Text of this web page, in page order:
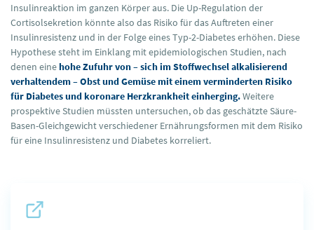
Insulinreaktion im ganzen Körper aus. Die Up-Regulation der
Cortisolsekretion könnte also das Risiko für das Auftreten einer
Insulinresistenz und in der Folge eines Typ-2-Diabetes erhöhen. Diese
Hypothese steht im Einklang mit epidemiologischen Studien, nach
denen einehohe Zufuhr von – sich im Stoffwechsel alkalisierend
verhaltendem – Obst und Gemüse mit einem verminderten Risiko
für Diabetes und koronare Herzkrankheit einherging.Weitere
prospektive Studien müssten untersuchen, ob das geschätzte Säure-
Basen-Gleichgewicht verschiedener Ernährungsformen mit dem Risiko
für eine Insulinresistenz und Diabetes korreliert.